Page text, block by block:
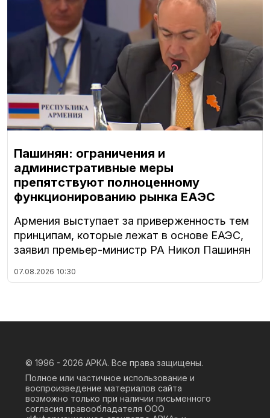
Пашинян: ограничения и
административные меры
препятствуют полноценному
функционированию рынка ЕАЭС
Армения выступает за приверженность тем
принципам, которые лежат в основе ЕАЭС,
заявил премьер-министр РА Никол Пашинян
07.08.2026 10:30
© 1996 - 2026 АРКА. Все права защищены.
Полное или частичное использование и
воспроизведение материалов сайта
возможно только при наличии письменного
согласия правообладателя ООО